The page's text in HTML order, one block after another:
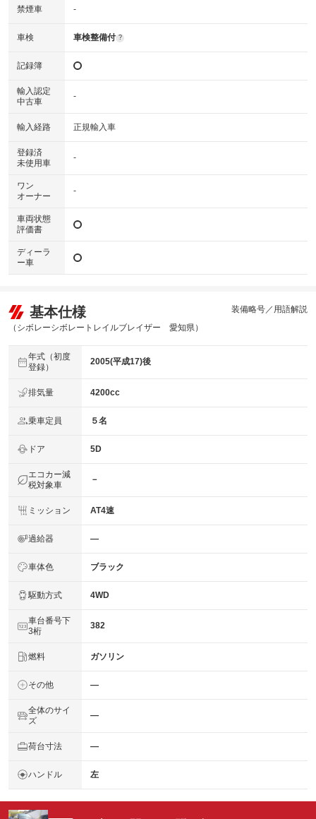
禁煙車 -
車検 車検整備付 ?
記録簿
輸入認定
中古車
-
輸入経路 正規輸入車
登録済
未使用車
-
ワン
オーナー
-
車両状態
評価書
ディーラ
ー車
基本仕様
（シボレーシボレートレイルブレイザー 愛知県）
装備略号／用語解説
年式（初度
登録）
2005(平成17)後
排気量 4200cc
乗車定員 ５名
ドア 5D
エコカー減
税対象車
－
ミッション AT4速
過給器 ―
車体色 ブラック
駆動方式 4WD
車台番号下
3桁
382
燃料 ガソリン
その他 ―
全体のサイ
ズ
―
荷台寸法 ―
ハンドル 左